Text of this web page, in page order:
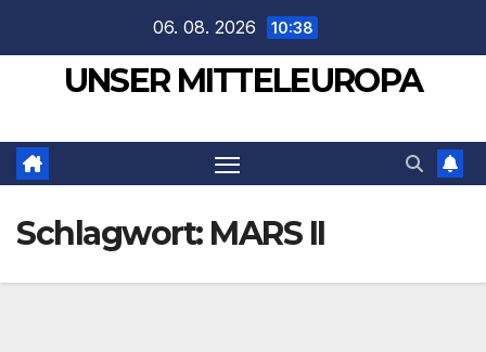
springen
06. 08. 2026 10:38
UNSER MITTELEUROPA
Schlagwort: MARS II